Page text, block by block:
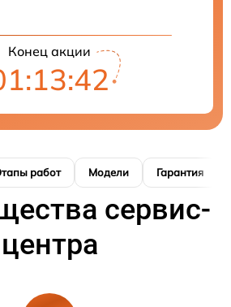
Конец акции
работ Модели Гарантия
сервис-
центра